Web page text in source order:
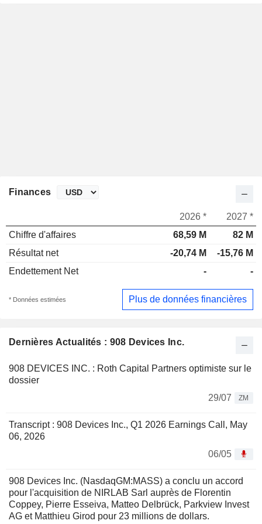
Dernières Actualités : 908 Devices Inc.
908 DEVICES INC. : Roth Capital Partners optimiste sur le
dossier
29/07
ZM
Transcript : 908 Devices Inc., Q1 2026 Earnings Call, May
06, 2026
06/05
908 Devices Inc. (NasdaqGM:MASS) a conclu un accord
pour l'acquisition de NIRLAB Sarl auprès de Florentin
Coppey, Pierre Esseiva, Matteo Delbrück, Parkview Invest
AG et Matthieu Girod pour 23 millions de dollars.
Finances
2026 *
2027 *
Chiffre d'affaires
68,59 M
82 M
Résultat net
-20,74 M
-15,76 M
Endettement Net
- -
* Données estimées Plus de données financières